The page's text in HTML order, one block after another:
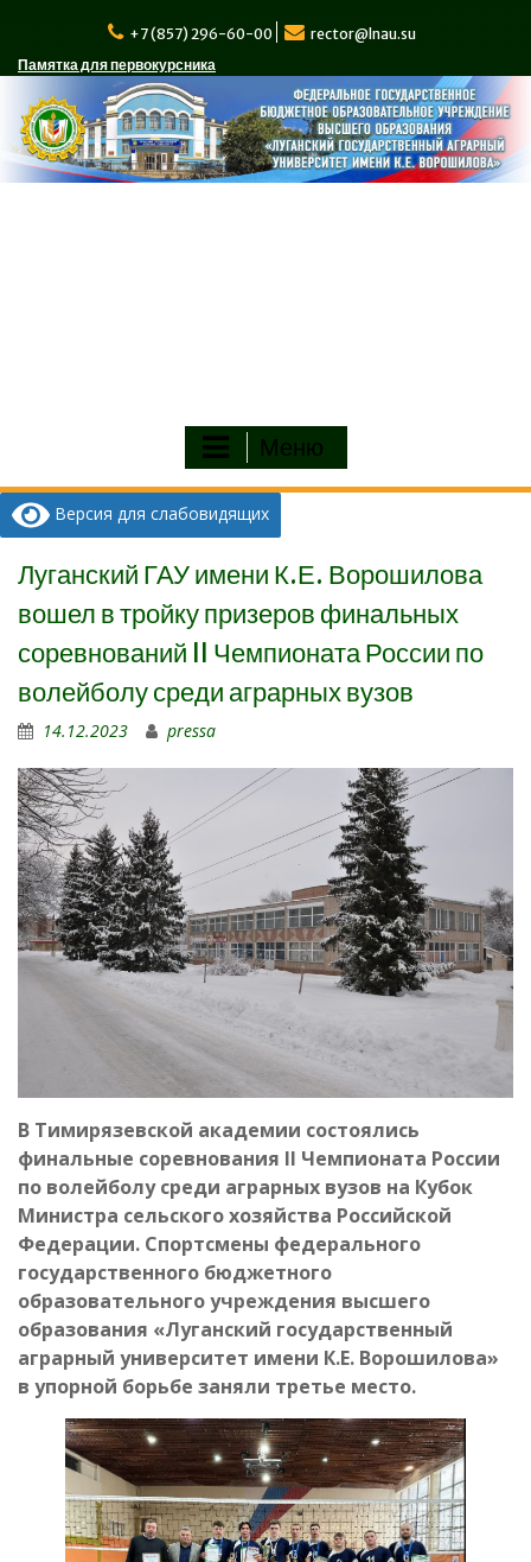
содержимому
+7 (857) 296-60-00
rector@lnau.su
Памятка для первокурсника
Меню
Версия для слабовидящих
Луганский ГАУ имени К.Е. Ворошилова
вошел в тройку призеров финальных
соревнований II Чемпионата России по
волейболу среди аграрных вузов
14.12.2023 pressa
В Тимирязевской академии состоялись
финальные соревнования II Чемпионата России
по волейболу среди аграрных вузов на Кубок
Министра сельского хозяйства Российской
Федерации. Спортсмены федерального
государственного бюджетного
образовательного учреждения высшего
образования «Луганский государственный
аграрный университет имени К.Е. Ворошилова»
в упорной борьбе заняли третье место.